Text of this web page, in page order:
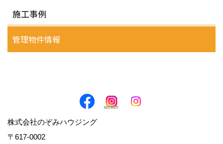
施工事例
管理物件情報
株式会社のぞみハウジング
〒617-0002